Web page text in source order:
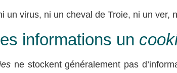
un virus, ni un cheval de Troie, ni un
informations un
ne stockent généralement pas